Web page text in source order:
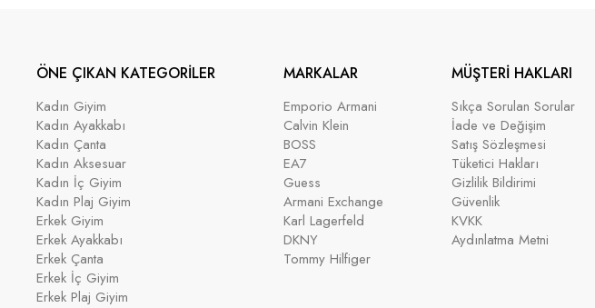
ÖNE ÇIKAN KATEGORİLER
Kadın Giyim
Kadın Ayakkabı
Kadın Çanta
Kadın Aksesuar
Kadın İç Giyim
Kadın Plaj Giyim
Erkek Giyim
Erkek Ayakkabı
Erkek Çanta
Erkek İç Giyim
Erkek Plaj Giyim
MARKALAR
Emporio Armani
Calvin Klein
BOSS
EA7
Guess
Armani Exchange
Karl Lagerfeld
DKNY
Tommy Hilfiger
MÜŞTERİ HAKLARI
Sıkça Sorulan Sorular
İade ve Değişim
Satış Sözleşmesi
Tüketici Hakları
Gizlilik Bildirimi
Güvenlik
KVKK
Aydınlatma Metni